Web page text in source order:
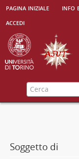
pagina iniziale info
accedi
Soggetto di